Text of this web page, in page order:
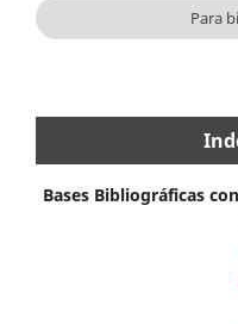
Para
Bases Bibliográficas